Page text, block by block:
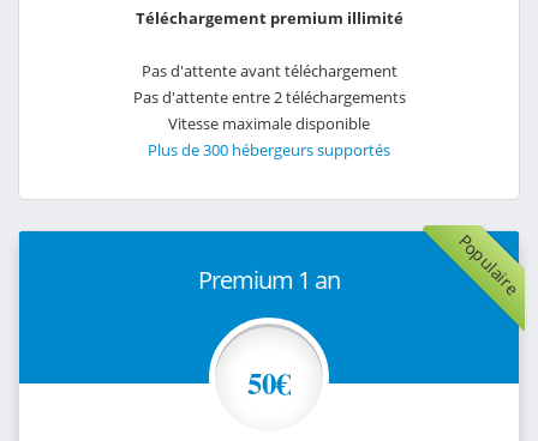
Téléchargement premium illimité
Pas d'attente avant téléchargement
Pas d'attente entre 2 téléchargements
Vitesse maximale disponible
Plus de 300 hébergeurs supportés
Populaire
Premium 1 an
50€